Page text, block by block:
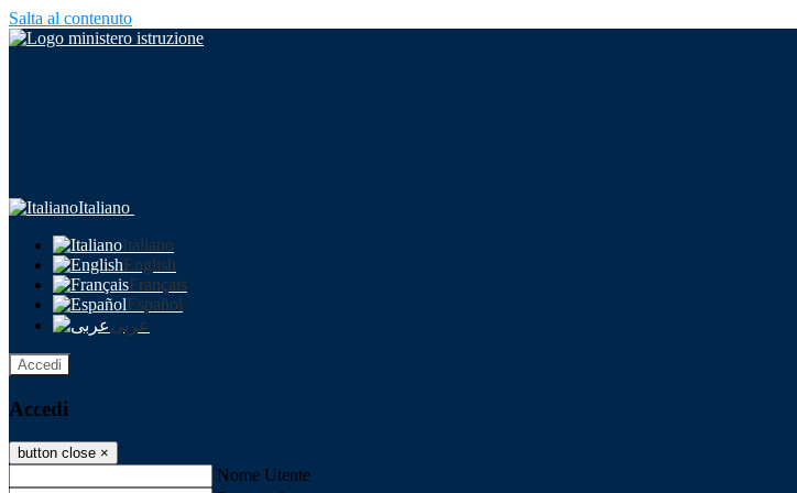
Salta al contenuto
Italiano
Italiano
English
Français
Español
عربى
Accedi
Accedi
button close ×
Nome Utente